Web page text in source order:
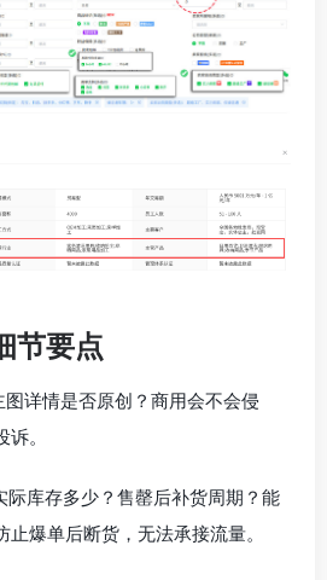
节要点
图详情是否原创？商用会不会侵
。
际库存多少？售罄后补货周期？能
爆单后断货，无法承接流量。